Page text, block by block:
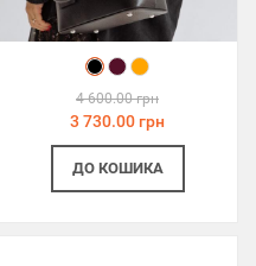
4 600.00 грн
3 730.00 грн
ДО КОШИКА